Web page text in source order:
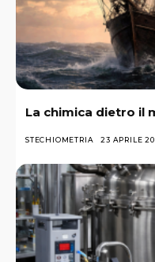
La chimica dietro il
STECHIOMETRIA 23 APRILE